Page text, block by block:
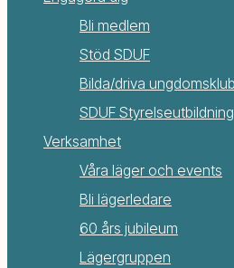
Bli medlem
Stöd SDUF
Bilda/driva
SDUF Styrelseutbildning
Verksamhet
Våra läger och events
Bli lägerledare
60 års jubileum
Lägergruppen